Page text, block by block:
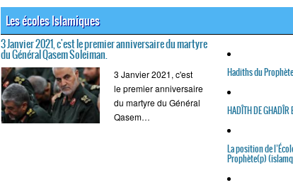
Les écoles Islamiques
3 Janvier 2021, c'est le premier anniversaire du martyre
du Général Qasem Soleiman.
3 Janvier 2021, c'est
le premier anniversaire
du martyre du Général
Qasem…
Hadiths du
HADÎTH DE
La position de
Prophète(p)